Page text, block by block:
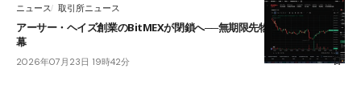
ニュース 取引所ニュース
アーサー・ヘイズ創業のBitMEXが閉鎖へ──無期限先物を生んだ11年に
幕
2026年07月23日 19時42分